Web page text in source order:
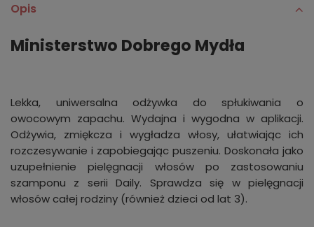
Opis
Ministerstwo Dobrego Mydła
Lekka, uniwersalna odżywka do spłukiwania o
owocowym zapachu. Wydajna i wygodna w aplikacji.
Odżywia, zmiękcza i wygładza włosy, ułatwiając ich
rozczesywanie i zapobiegając puszeniu. Doskonała jako
uzupełnienie pielęgnacji włosów po zastosowaniu
szamponu z serii Daily. Sprawdza się w pielęgnacji
włosów całej rodziny (również dzieci od lat 3).